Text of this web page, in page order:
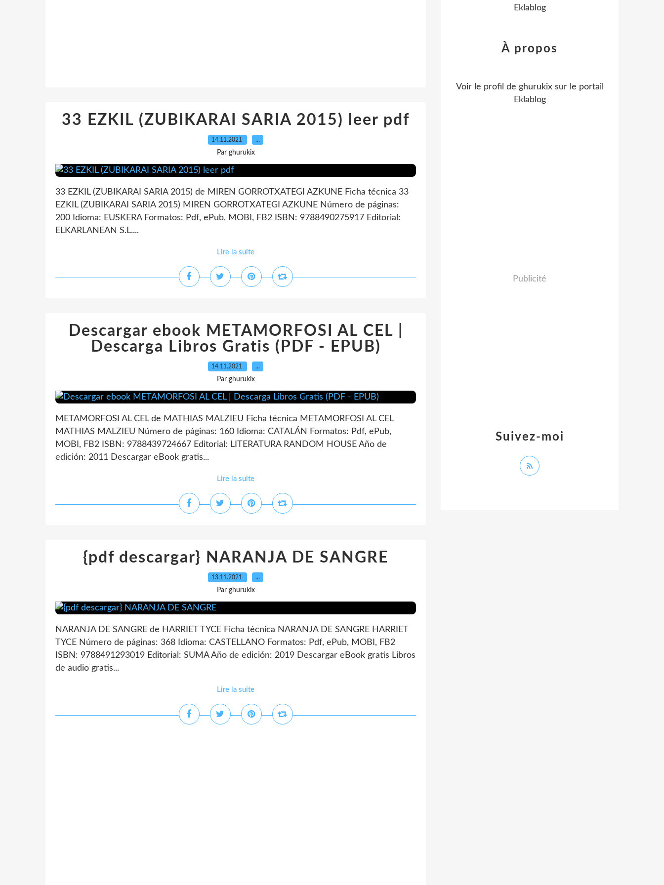
33 EZKIL (ZUBIKARAI SARIA 2015) leer pdf
14.11.2021 …
Par ghurukix
33 EZKIL (ZUBIKARAI SARIA 2015) de MIREN GORROTXATEGI AZKUNE Ficha técnica 33
EZKIL (ZUBIKARAI SARIA 2015) MIREN GORROTXATEGI AZKUNE Número de páginas:
200 Idioma: EUSKERA Formatos: Pdf, ePub, MOBI, FB2 ISBN: 9788490275917 Editorial:
ELKARLANEAN S.L....
Lire la suite
Descargar ebook METAMORFOSI AL CEL |
Descarga Libros Gratis (PDF - EPUB)
14.11.2021 …
Par ghurukix
METAMORFOSI AL CEL de MATHIAS MALZIEU Ficha técnica METAMORFOSI AL CEL
MATHIAS MALZIEU Número de páginas: 160 Idioma: CATALÁN Formatos: Pdf, ePub,
MOBI, FB2 ISBN: 9788439724667 Editorial: LITERATURA RANDOM HOUSE Año de
edición: 2011 Descargar eBook gratis...
Lire la suite
{pdf descargar} NARANJA DE SANGRE
13.11.2021 …
Par ghurukix
NARANJA DE SANGRE de HARRIET TYCE Ficha técnica NARANJA DE SANGRE HARRIET
TYCE Número de páginas: 368 Idioma: CASTELLANO Formatos: Pdf, ePub, MOBI, FB2
ISBN: 9788491293019 Editorial: SUMA Año de edición: 2019 Descargar eBook gratis Libros
de audio gratis...
Lire la suite
Eklablog
Suivez-moi
À propos
Voir le profil de ghurukixsur le portail
Eklablog
Publicité